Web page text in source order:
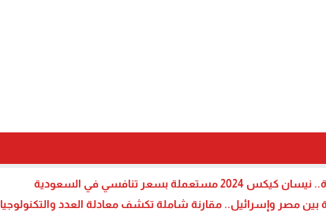
مستعملة بسعر تنافسي في السعودية
بين مصر وإسرائيل.. مقارنة شاملة تكشف معادلة العدد والتكنولوجيا